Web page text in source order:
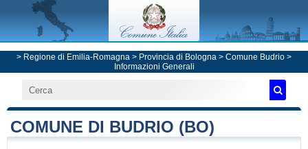
> Regione di Emilia-Romagna > Provincia di Bologna > Comune Budrio >
Informazioni Generali
COMUNE DI BUDRIO (BO)